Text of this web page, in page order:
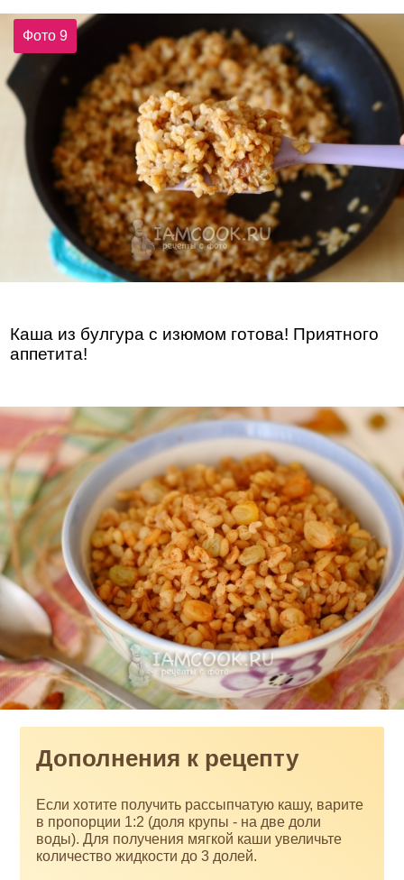
Фото 9
Каша из булгура с изюмом готова! Приятного
аппетита!
Дополнения к рецепту
Если хотите получить рассыпчатую кашу, варите
в пропорции 1:2 (доля крупы - на две доли
воды). Для получения мягкой каши увеличьте
количество жидкости до 3 долей.